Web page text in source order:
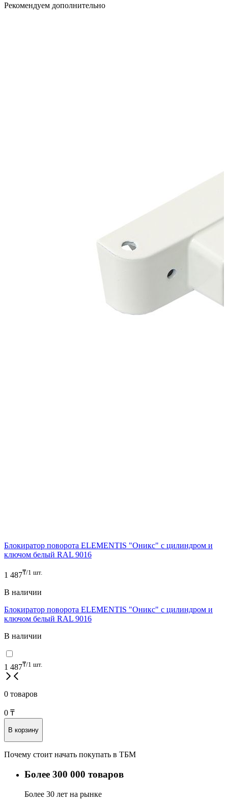
Рекомендуем дополнительно
Блокиратор поворота ELEMENTIS "Оникс" с цилиндром и
ключом белый RAL 9016
1 487₸/1 шт.
В наличии
Блокиратор поворота ELEMENTIS "Оникс" с цилиндром и
ключом белый RAL 9016
В наличии
1 487₸/1 шт.
0 товаров
0 ₸
В корзину
Почему стоит начать покупать в ТБМ
Более 300 000 товаров
Более 30 лет на рынке